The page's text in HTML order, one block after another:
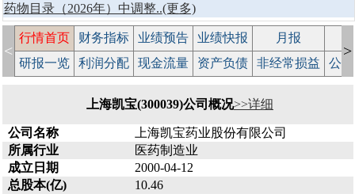
药物目录（2026年）中调整..(更多)
<
行情首页 财务指标 业绩预告 业绩快报 月报
研报一览
利润分配 现金流量 资产负债 非经常损益 公
>
上海凯宝(300039)公司概况>>详细
公司名称
上海凯宝药业股份有限公司
所属行业
医药制造业
成立日期
2000-04-12
总股本(亿)
10.46